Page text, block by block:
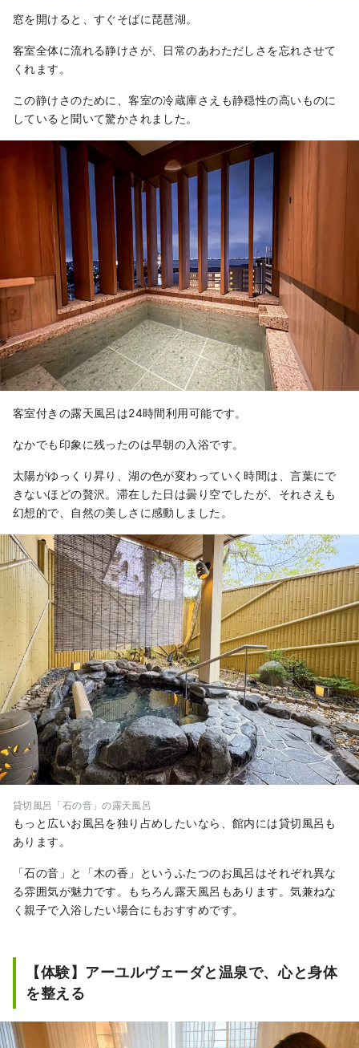
窓を開けると、すぐそばに琵琶湖。
客室全体に流れる静けさが、日常のあわただしさを忘れさせて
くれます。
この静けさのために、客室の冷蔵庫さえも静穏性の高いものに
していると聞いて驚かされました。
客室付きの露天風呂は24時間利用可能です。
なかでも印象に残ったのは早朝の入浴です。
太陽がゆっくり昇り、湖の色が変わっていく時間は、言葉にで
きないほどの贅沢。滞在した日は曇り空でしたが、それさえも
幻想的で、自然の美しさに感動しました。
貸切風呂「石の音」の露天風呂
もっと広いお風呂を独り占めしたいなら、館内には貸切風呂も
あります。
「石の音」と「木の香」というふたつのお風呂はそれぞれ異な
る雰囲気が魅力です。もちろん露天風呂もあります。気兼ねな
く親子で入浴したい場合にもおすすめです。
【体験】アーユルヴェーダと温泉で、心と身体
を整える